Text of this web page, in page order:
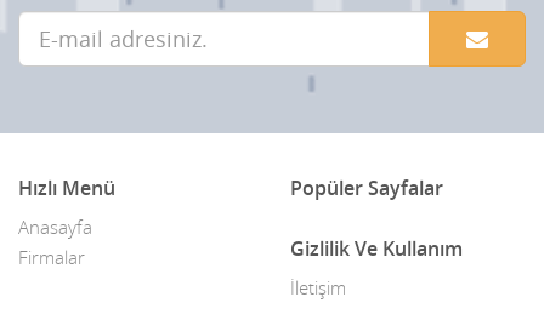
Hızlı Menü
Anasayfa
Firmalar
Popüler Sayfalar
Gizlilik Ve Kullanım
İletişim